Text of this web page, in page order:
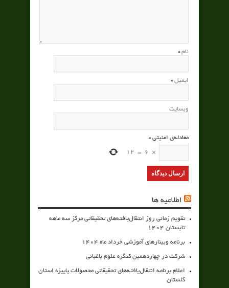
نام *
ایمیل *
وبسایت
معادله‌ی امنیتی*
×
6
=
12
اطلاعیه ها
تقویم زمانی روز انتقال‌یافته‌های تحقیقاتی مرکز سه ماهه
تابستان 1404
برنامه وبینارهای آموزشی خرداد ماه 1404
شرکت در چهاردهمین کنگره علوم باغبانی
اعلام برنامه انتقال‌یافته‌های تحقیقاتی محصولات پاییزه استان
گلستان